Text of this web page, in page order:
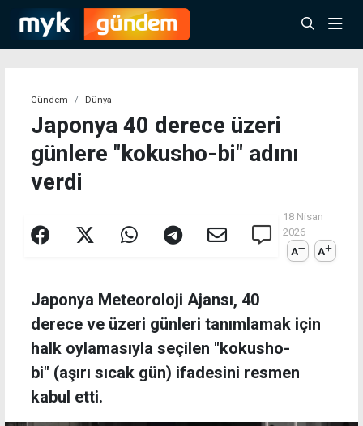
Gündem Dünya
Japonya 40 derece üzeri
günlere "kokusho-bi" adını
verdi
18 Nisan
2026
A
A
Japonya Meteoroloji Ajansı, 40
derece ve üzeri günleri tanımlamak için
halk oylamasıyla seçilen "kokusho-
bi" (aşırı sıcak gün) ifadesini resmen
kabul etti.